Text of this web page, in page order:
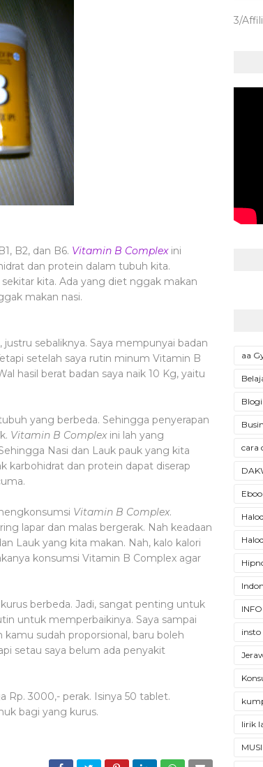
B2, dan B6. Vitamin B Complexini
dan protein dalam tubuh kita.
kita. Ada yang diet nggak makan
makan nasi.
sebaliknya. Saya mempunyai badan
setelah saya rutin minum Vitamin B
hasil berat badan saya naik 10 Kg, yaitu
yang berbeda. Sehingga penyerapan
Vitamin B Complexini lah yang
Nasi dan Lauk pauk yang kita
karbohidrat dan protein dapat diserap
Vitamin B Complex.
lapar dan malas bergerak. Nah keadaan
Lauk yang kita makan. Nah, kalo kalori
konsumsi Vitamin B Complex agar
berbeda. Jadi, sangat penting untuk
untuk memperbaikinya. Saya sampai
sudah proporsional, baru boleh
setau saya belum ada penyakit
Rp. 3000,- perak. Isinya 50 tablet.
bagi yang kurus.
3/
aa
cara
INFO
lirik